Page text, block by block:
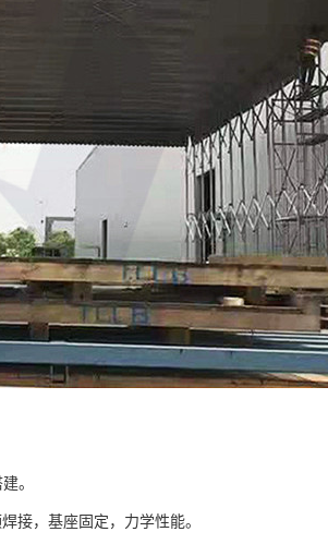
。
接，基座固定，力学性能。